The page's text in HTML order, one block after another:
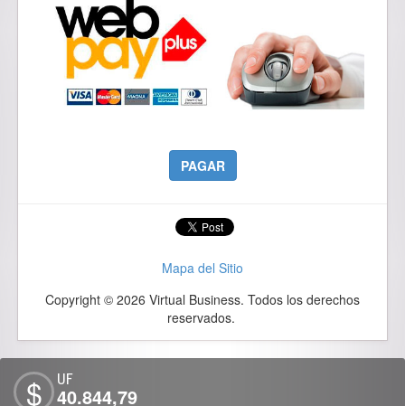
PAGAR
Mapa del Sitio
Copyright © 2026 Virtual Business. Todos los derechos
reservados.
$ UF
40.844,79